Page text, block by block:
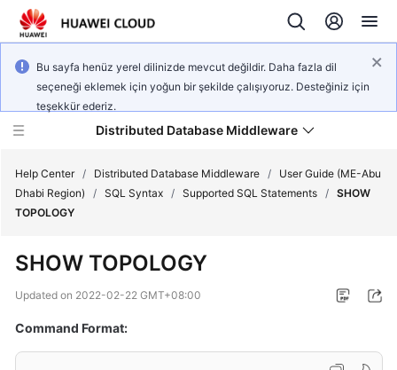
Bu sayfa henüz yerel dilinizde mevcut değildir. Daha fazla dil
seçeneği eklemek için yoğun bir şekilde çalışıyoruz. Desteğiniz için
teşekkür ederiz.
Distributed Database Middleware
Product
Service
Help Center / Distributed Database Middleware /
User Guide (ME-Abu
Dhabi Region)
/ SQL Syntax / Supported SQL Statements / SHOW
TOPOLOGY
SHOW TOPOLOGY
Updated on 2022-02-22 GMT+08:00
Command Format: